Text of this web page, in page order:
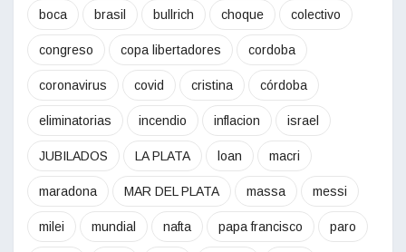
boca brasil bullrich choque colectivo
congreso copa libertadores cordoba
coronavirus covid cristina córdoba
eliminatorias incendio inflacion israel
JUBILADOS LA PLATA loan macri
maradona MAR DEL PLATA massa messi
milei mundial nafta papa francisco paro